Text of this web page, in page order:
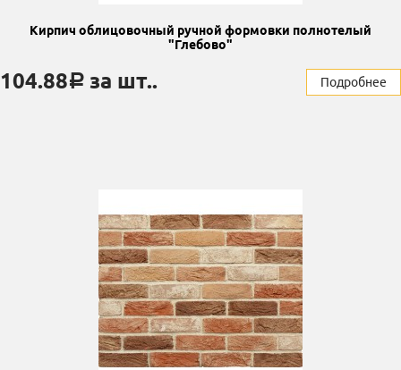
Кирпич облицовочный ручной формовки полнотелый
"Глебово"
104.88a за шт.. Подробнее